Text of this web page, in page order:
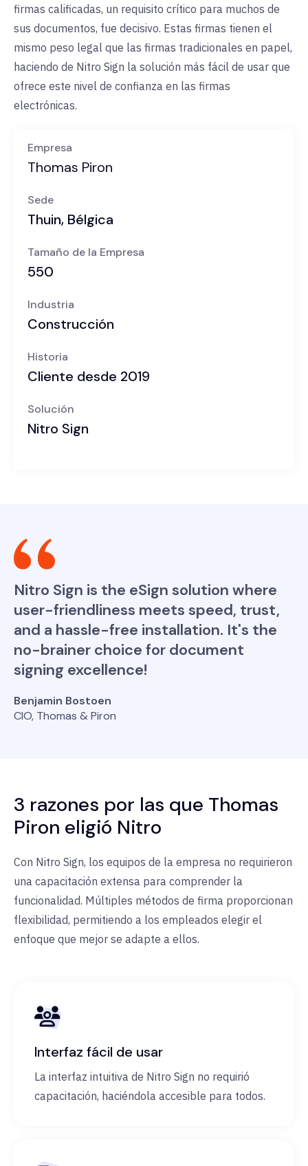
firmas calificadas, un requisito crítico para muchos de
sus documentos, fue decisivo. Estas firmas tienen el
mismo peso legal que las firmas tradicionales en papel,
haciendo de Nitro Sign la solución más fácil de usar que
ofrece este nivel de confianza en las firmas
electrónicas.
Empresa
Thomas Piron
Sede
Thuin, Bélgica
Tamaño de la Empresa
550
Industria
Construcción
Historia
Cliente desde 2019
Solución
Nitro Sign
Nitro Sign is the eSign solution where
user-friendliness meets speed, trust,
and a hassle-free installation. It's the
no-brainer choice for document
signing excellence!
Benjamin Bostoen
CIO, Thomas & Piron
3 razones por las que Thomas
Piron eligió Nitro
Con Nitro Sign, los equipos de la empresa no requirieron
una capacitación extensa para comprender la
funcionalidad. Múltiples métodos de firma proporcionan
flexibilidad, permitiendo a los empleados elegir el
enfoque que mejor se adapte a ellos.
Interfaz fácil de usar
La interfaz intuitiva de Nitro Sign no requirió
capacitación, haciéndola accesible para todos.